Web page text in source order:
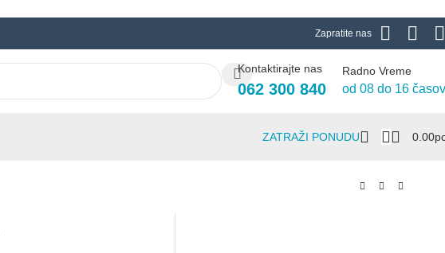
Zapratite nas
Kontaktirajte nas
062 300 840
Radno Vreme
od 08 do 16
ZATRAŽI PONUDU 0.00